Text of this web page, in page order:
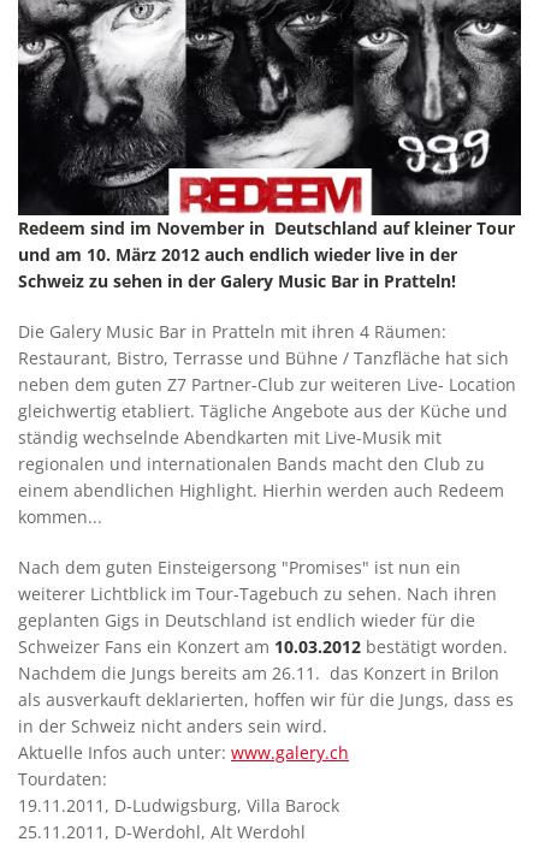
Redeem sind im November in Deutschland auf kleiner Tour
und am 10. März 2012 auch endlich wieder live in der
Schweiz zu sehen in der Galery Music Bar in Pratteln!
Die Galery Music Bar in Pratteln mit ihren 4 Räumen:
Restaurant, Bistro, Terrasse und Bühne / Tanzfläche hat sich
neben dem guten Z7 Partner-Club zur weiteren Live- Location
gleichwertig etabliert. Tägliche Angebote aus der Küche und
ständig wechselnde Abendkarten mit Live-Musik mit
regionalen und internationalen Bands macht den Club zu
einem abendlichen Highlight. Hierhin werden auch Redeem
kommen...
Nach dem guten Einsteigersong "Promises" ist nun ein
weiterer Lichtblick im Tour-Tagebuch zu sehen. Nach ihren
geplanten Gigs in Deutschland ist endlich wieder für die
Schweizer Fans ein Konzert am 10.03.2012 bestätigt worden.
Nachdem die Jungs bereits am 26.11. das Konzert in Brilon
als ausverkauft deklarierten, hoffen wir für die Jungs, dass es
in der Schweiz nicht anders sein wird.
Aktuelle Infos auch unter: www.galery.ch
Tourdaten:
19.11.2011, D-Ludwigsburg, Villa Barock
25.11.2011, D-Werdohl, Alt Werdohl